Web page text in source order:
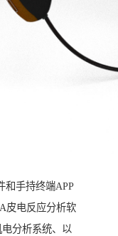
和手持终端APP
皮电反应分析软
分析系统、以